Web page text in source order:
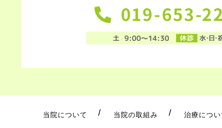
当院について 当院の取組み 治療につい